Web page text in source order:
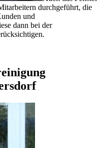
durchgeführt, die
und
dann bei der